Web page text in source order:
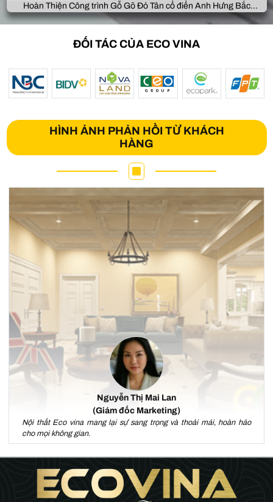
Hoàn Thiện Công trình Gỗ Gõ Đỏ Tân cổ điển Anh Hưng Bắc
Giang
ĐỐI TÁC CỦA ECO VINA
HÌNH ẢNH PHẢN HỒI TỪ KHÁCH
HÀNG
Nguyễn Thị Mai Lan
(Giám đốc Marketing)
Nội thất Eco vina mang lại sự sang trọng và thoải mái, hoàn hảo
cho mọi không gian.